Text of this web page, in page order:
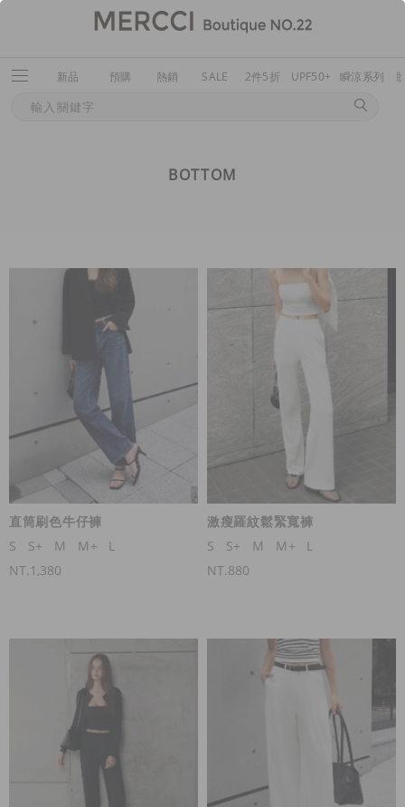
新品 預購 熱銷 SALE 2件5折 UPF50+ 瞬涼系列
BOTTOM
直筒刷色牛仔褲
S
S+ M M+
L
NT.1,380
激瘦羅紋鬆緊寬褲
S
S+ M M+
L
NT.880